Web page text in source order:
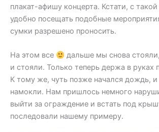
плакат-афишу концерта. Кстати, с
удобно посещать подобные
сумки разрешено проносить.
На этом все
дальше мы снова
и стояли. Только теперь держа в руках
К тому же, чуть позже начался дождь, и
намокли. Нам пришлось немного
выйти за ограждение и встать под
последовали нашему примеру.